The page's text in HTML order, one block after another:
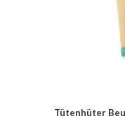
Tütenhüter